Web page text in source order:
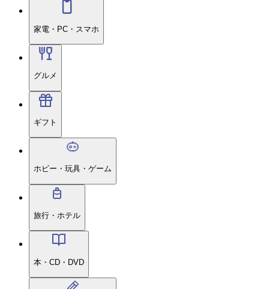
家電・PC・スマホ
グルメ
ギフト
ホビー・玩具・ゲーム
旅行・ホテル
本・CD・DVD